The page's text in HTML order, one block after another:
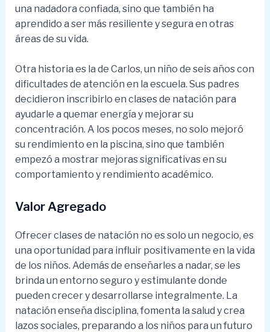
una nadadora confiada, sino que también ha
aprendido a ser más resiliente y segura en otras
áreas de su vida.
Otra historia es la de Carlos, un niño de seis años con
dificultades de atención en la escuela. Sus padres
decidieron inscribirlo en clases de natación para
ayudarle a quemar energía y mejorar su
concentración. A los pocos meses, no solo mejoró
su rendimiento en la piscina, sino que también
empezó a mostrar mejoras significativas en su
comportamiento y rendimiento académico.
Valor Agregado
Ofrecer clases de natación no es solo un negocio, es
una oportunidad para influir positivamente en la vida
de los niños. Además de enseñarles a nadar, se les
brinda un entorno seguro y estimulante donde
pueden crecer y desarrollarse integralmente. La
natación enseña disciplina, fomenta la salud y crea
lazos sociales, preparando a los niños para un futuro